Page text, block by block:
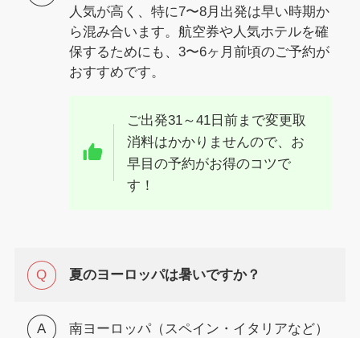
人気が高く、特に7〜8月出発は早い時期か
ら混み合います。航空券や人気ホテルを確
保するためにも、3〜6ヶ月前頃のご予約が
おすすめです。
ご出発31～41日前まで変更取
消料はかかりませんので、お
早目の予約がお得のコツで
す！
夏のヨーロッパは暑いですか？
南ヨーロッパ（スペイン・イタリアなど）